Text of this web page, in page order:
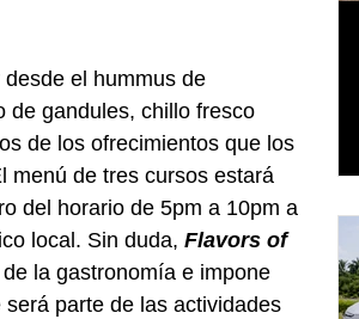
el hummus de
de gandules, chillo fresco
de los ofrecimientos que los
menú de tres cursos estará
del horario de 5pm a 10pm a
local. Sin duda, Flavors of
la gastronomía e impone
parte de las actividades